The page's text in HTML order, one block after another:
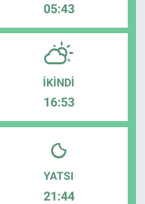
05:43
İKINDI
16:53
YATSI
21:44